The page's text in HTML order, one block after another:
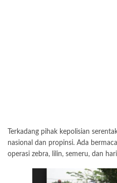
Terkadang pihak kepolisian
nasional dan propinsi. Ada
operasi zebra, lilin, semeru, dan